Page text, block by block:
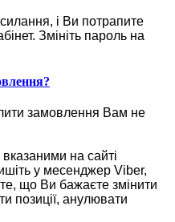
і Ви потрапите
Змініть пароль на
замовлення Вам не
на сайті
у месенджер Viber,
що Ви бажаєте змінити
позиції, анулювати